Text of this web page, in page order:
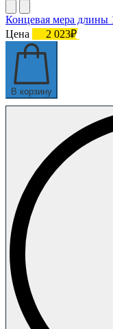
Концевая мера длины
Цена
2 023₽
В корзину